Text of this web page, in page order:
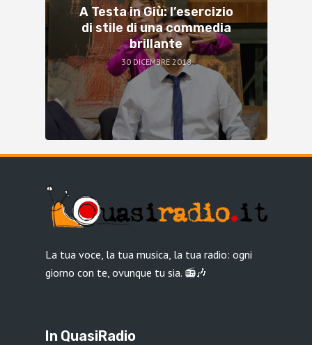
A Testa in Giù: l’esercizio
di stile di una commedia
brillante
30 DICEMBRE 2018
La tua voce, la tua musica, la tua radio: ogni
giorno con te, ovunque tu sia. 📻🎶
In QuasiRadio